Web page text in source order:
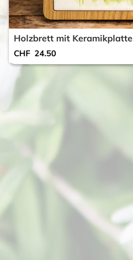
Holzbrett mit Keramikplatte
CHF 24.50